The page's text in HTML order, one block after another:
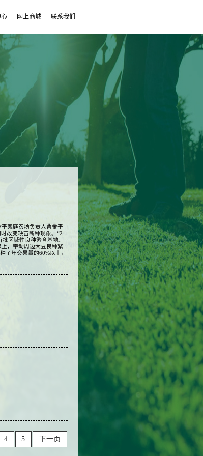
网上商城 联系我们
家庭农场负责人曹金平
改变缺苗断种现象。“2
区域性良种繁育基地、
，带动周边大豆良种繁
子年交易量的60%以上，
4 5 下一页